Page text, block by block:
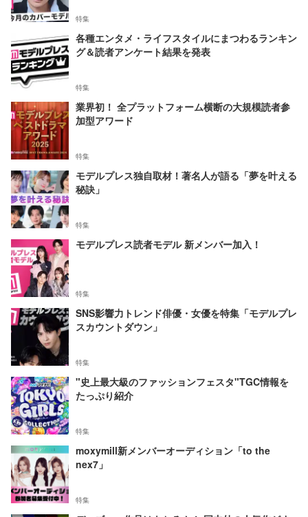
特集
各種エンタメ・ライフスタイルにまつわるランキン
グ＆読者アンケート結果を発表
特集
業界初！ 全プラットフォーム横断の大規模読者参
加型アワード
特集
モデルプレス独自取材！著名人が語る「夢を叶える
秘訣」
特集
モデルプレス読者モデル 新メンバー加入！
特集
SNS影響力トレンド俳優・女優を特集「モデルプレ
スカウントダウン」
特集
"史上最大級のファッションフェスタ"TGC情報を
たっぷり紹介
特集
moxymill新メンバーオーディション「to the
nex7」
特集